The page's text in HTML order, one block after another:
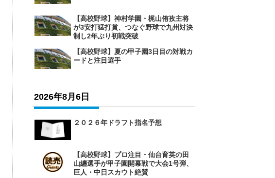
【高校野球】神村学園・梶山侑孜主将
が3安打猛打賞、つなぐ野球で九州対決
制し2年ぶり初戦突破
【高校野球】夏の甲子園3日目の対戦カ
ードと注目選手
2026年8月6日
２０２６年ドラフト指名予想
【高校野球】プロ注目・仙台育英の田
山纏選手が甲子園開幕戦で大会1号弾、
巨人・中日スカウト絶賛